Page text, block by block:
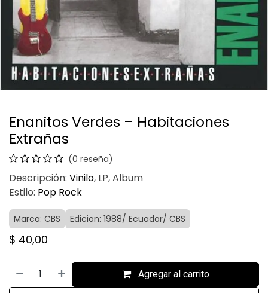
Enanitos Verdes – Habitaciones
Extrañas
(0 reseña)
Descripción: Vinilo, LP, Album
Estilo: Pop Rock
Marca: CBS Edicion: 1988/ Ecuador/ CBS
$ 40,00
Agregar al carrito